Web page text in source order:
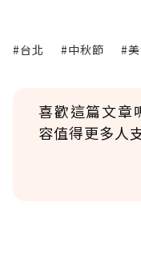
#台北 #中秋節 #
喜歡這篇文章
容值得更多人